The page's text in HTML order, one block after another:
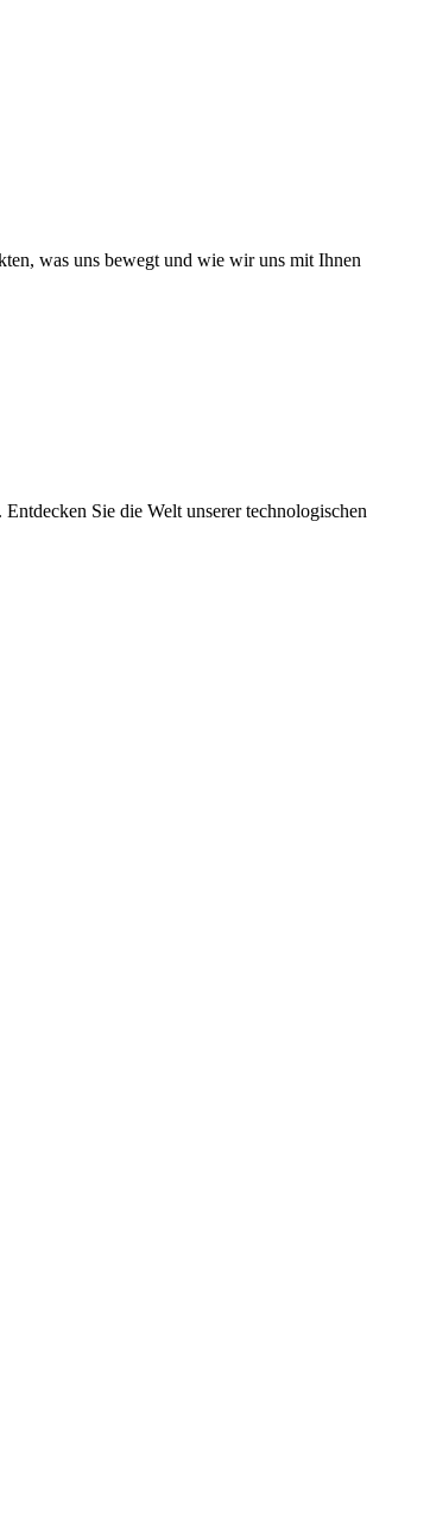
was uns bewegt und wie wir uns mit Ihnen
Sie die Welt unserer technologischen